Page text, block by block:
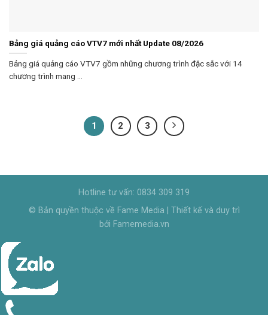
Bảng giá quảng cáo VTV7 mới nhất Update 08/2026
Bảng giá quảng cáo VTV7 gồm những chương trình đặc sắc với 14
chương trình mang ...
1 2 3
Hotline tư vấn: 0834 309 319
© Bản quyền thuộc về Fame Media | Thiết kế và duy trì
bởi Famemedia.vn